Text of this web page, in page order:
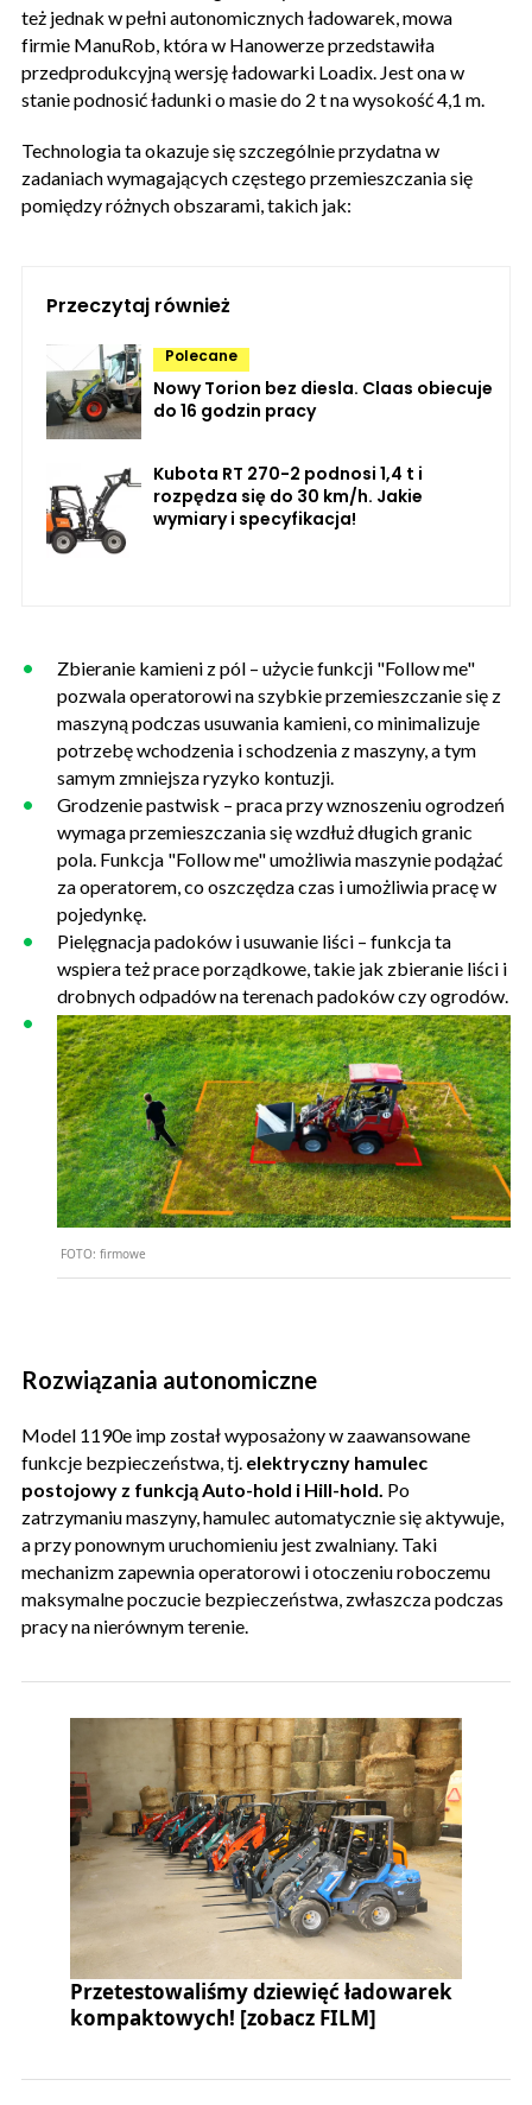
też jednak w pełni autonomicznych ładowarek, mowa
firmie ManuRob, która w Hanowerze przedstawiła
przedprodukcyjną wersję ładowarki Loadix. Jest ona w
stanie podnosić ładunki o masie do 2 t na wysokość 4,1 m.
Technologia ta okazuje się szczególnie przydatna w
zadaniach wymagających częstego przemieszczania się
pomiędzy różnych obszarami, takich jak:
Przeczytaj również
Polecane
Nowy Torion bez diesla. Claas obiecuje
do 16 godzin pracy
Kubota RT 270-2 podnosi 1,4 t i
rozpędza się do 30 km/h. Jakie
wymiary i specyfikacja!
Zbieranie kamieni z pól – użycie funkcji "Follow me"
pozwala operatorowi na szybkie przemieszczanie się z
maszyną podczas usuwania kamieni, co minimalizuje
potrzebę wchodzenia i schodzenia z maszyny, a tym
samym zmniejsza ryzyko kontuzji.
Grodzenie pastwisk – praca przy wznoszeniu ogrodzeń
wymaga przemieszczania się wzdłuż długich granic
pola. Funkcja "Follow me" umożliwia maszynie podążać
za operatorem, co oszczędza czas i umożliwia pracę w
pojedynkę.
Pielęgnacja padoków i usuwanie liści – funkcja ta
wspiera też prace porządkowe, takie jak zbieranie liści i
drobnych odpadów na terenach padoków czy ogrodów.
FOTO: firmowe
Rozwiązania autonomiczne
Model 1190e imp został wyposażony w zaawansowane
funkcje bezpieczeństwa, tj. elektryczny hamulec
postojowy z funkcją Auto-hold i Hill-hold. Po
zatrzymaniu maszyny, hamulec automatycznie się aktywuje,
a przy ponownym uruchomieniu jest zwalniany. Taki
mechanizm zapewnia operatorowi i otoczeniu roboczemu
maksymalne poczucie bezpieczeństwa, zwłaszcza podczas
pracy na nierównym terenie.
Przetestowaliśmy dziewięć ładowarek
kompaktowych! [zobacz FILM]